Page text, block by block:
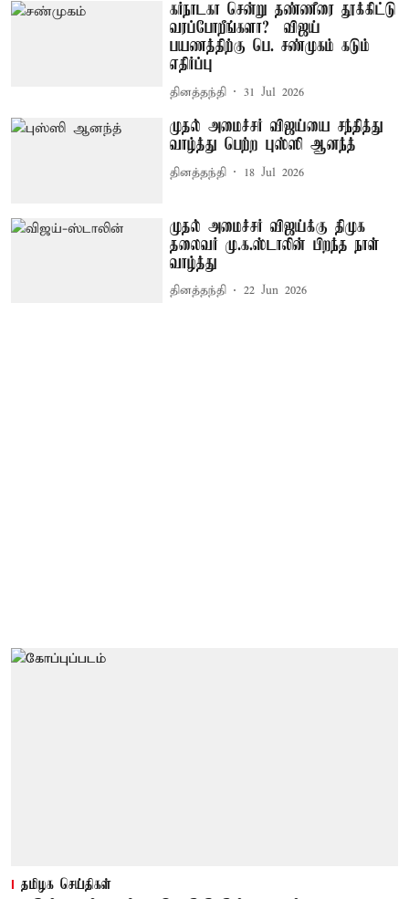
கர்நாடகா சென்று தண்ணீரை தூக்கிட்டு
வரப்போறீங்களா? – விஜய்
பயணத்திற்கு பெ. சண்முகம் கடும்
எதிர்ப்பு
தினத்தந்தி 31 Jul 2026
முதல் அமைச்சர் விஜய்யை சந்தித்து
வாழ்த்து பெற்ற புஸ்ஸி ஆனந்த்
தினத்தந்தி 18 Jul 2026
முதல் அமைச்சர் விஜய்க்கு திமுக
தலைவர் மு.க.ஸ்டாலின் பிறந்த நாள்
வாழ்த்து
தினத்தந்தி 22 Jun 2026
தமிழக செய்திகள்